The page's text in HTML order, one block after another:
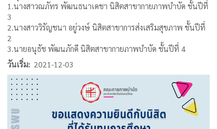
1.นางสาวณภัทร พัฒนธนาเดชา นิสิตสาขากายภาพบำบัด ชั้นปีที่
3
2.นางสาววิรัญชนา อยู่วงษ์ นิสิตสาขาการส่งเสริมสุขภาพ ชั้นปีที่
2
3.นายอนุธัช พัฒนภักดี นิสิตสาขากายภาพบำบัด ชั้นปีที่ 4
วันเริ่ม
2021-12-03